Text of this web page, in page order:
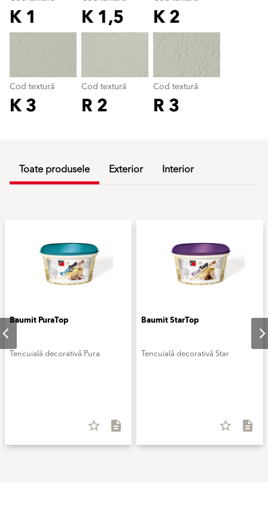
K 1 K 1,5 K 2
Cod textură
K 3
Cod textură
R 2
Cod textură
R 3
Cod textură
color_name
Toate produsele Exterior Interior
Baumit PuraTop
Tencuială decorativă Pura
star_border description
Baumit StarTop
Tencuială decorativă Star
star_border description